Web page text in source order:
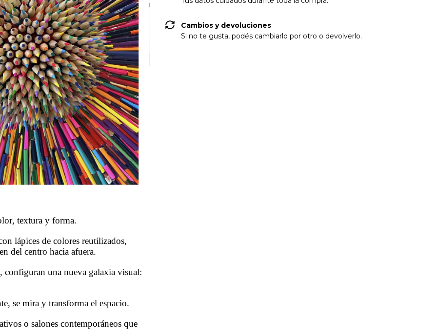
textura y forma.
lápices de colores reutilizados,
del centro hacia afuera.
configuran una nueva galaxia visual:
se mira y transforma el espacio.
o salones contemporáneos que
Cambios y devoluciones
Si no te gusta, podés cambiarlo por otro o devolverlo.